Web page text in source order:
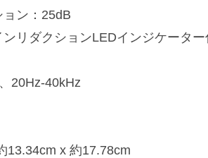
ン：25dB
リダクションLEDインジケータ
20Hz-40kHz
13.34cm x 約17.78cm